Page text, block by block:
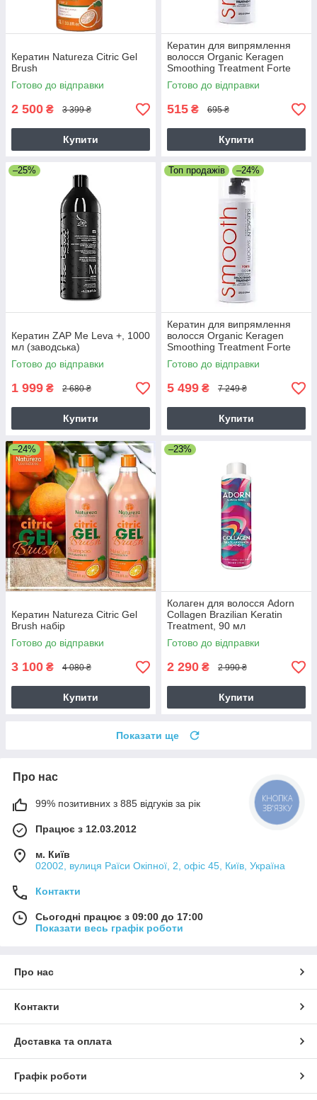
Кератин Natureza Citric Gel
Brush
Готово до відправки
2 500 ₴ 3 399 ₴
Купити
Кератин для випрямлення
волосся Organic Keragen
Smoothing Treatment Forte
4%, 50 г (розлив)
Готово до відправки
515 ₴ 695 ₴
Купити
–25%
Кератин ZAP Me Leva +, 1000
мл (заводська)
Готово до відправки
1 999 ₴ 2 680 ₴
Купити
Топ продажів –24%
Кератин для випрямлення
волосся Organic Keragen
Smoothing Treatment Forte
4%, 946 мл
Готово до відправки
5 499 ₴ 7 249 ₴
Купити
–24%
Кератин Natureza Citric Gel
Brush набір
Готово до відправки
3 100 ₴ 4 080 ₴
Купити
–23%
Колаген для волосся Adorn
Collagen Brazilian Keratin
Treatment, 90 мл
Готово до відправки
2 290 ₴ 2 990 ₴
Купити
Показати ще
Про нас
99% позитивних з 885 відгуків за рік
Працює з 12.03.2012
м. Київ
02002, вулиця Раїси Окіпної, 2, офіс 45, Київ, Україна
Контакти
Сьогодні працює з 09:00 до 17:00
Показати весь графік роботи
Про нас
Контакти
Доставка та оплата
Графік роботи
КНОПКА
ЗВ'ЯЗКУ